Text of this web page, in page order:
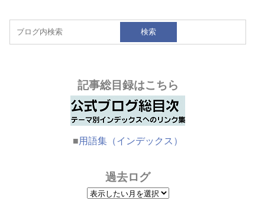
検索
記事総目録はこちら
■用語集（インデックス）
過去ログ